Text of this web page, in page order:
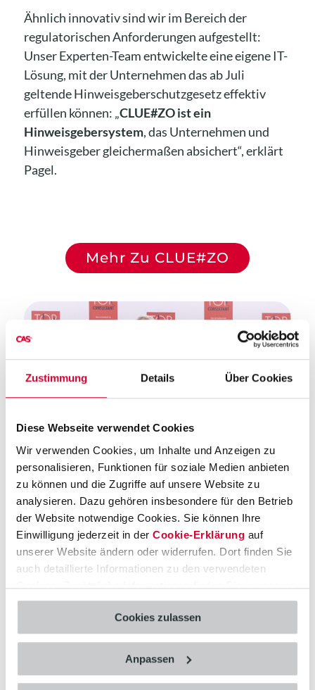
Zustimmung Details Über Cookies
Diese Webseite verwendet Cookies
Wir verwenden Cookies, um Inhalte und Anzeigen zu
personalisieren, Funktionen für soziale Medien anbieten
zu können und die Zugriffe auf unsere Website zu
analysieren. Dazu gehören insbesondere für den Betrieb
der Website notwendige Cookies. Sie können Ihre
Einwilligung jederzeit in der Cookie-Erklärung auf
unserer Website ändern oder widerrufen. Dort finden Sie
auch detaillierte Informationen zu den verwendeten
Cookies. Zusätzliche Informationen finden Sie in unserer
Datenschutzerklärung.
Cookies zulassen
Anpassen
Ähnlich innovativ sind wir im Bereich der
regulatorischen Anforderungen aufgestellt:
Unser Experten-Team entwickelte eine eigene IT-
Lösung, mit der Unternehmen das ab Juli
geltende Hinweisgeberschutzgesetz effektiv
erfüllen können: „CLUE#ZO ist ein
Hinweisgebersystem, das Unternehmen und
Hinweisgeber gleichermaßen absichert“, erklärt
Pagel.
Mehr Zu CLUE#ZO
Awardverleihung Top Consultant 2023:
Bundespräsident a. D. Christian Wulff übergibt die
Auszeichnung an Olaf Pagel, Mitglied des
Vorstandes CAS AG